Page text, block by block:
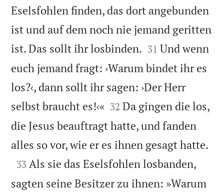
Eselsfohlen finden, das dort angebunden
ist und auf dem noch nie jemand geritten
ist. Das sollt ihr losbinden. 

31 Und wenn
euch jemand fragt: ›Warum bindet ihr es
los?‹, dann sollt ihr sagen: ›Der Herr
selbst braucht es!‹« 

32 Da gingen die los,
die Jesus beauftragt hatte, und fanden
alles so vor, wie er es ihnen gesagt hatte.

33 Als sie das Eselsfohlen losbanden,
sagten seine Besitzer zu ihnen: »Warum